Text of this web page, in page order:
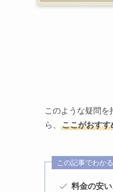
このような疑問
ら、
ここがおすす
この記事でわか
料金の安